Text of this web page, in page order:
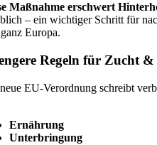
Maßnahme erschwert
– ein wichtiger Schritt für
Europa.
Regeln für Zucht
EU-Verordnung schreibt
Ernährung
Unterbringung